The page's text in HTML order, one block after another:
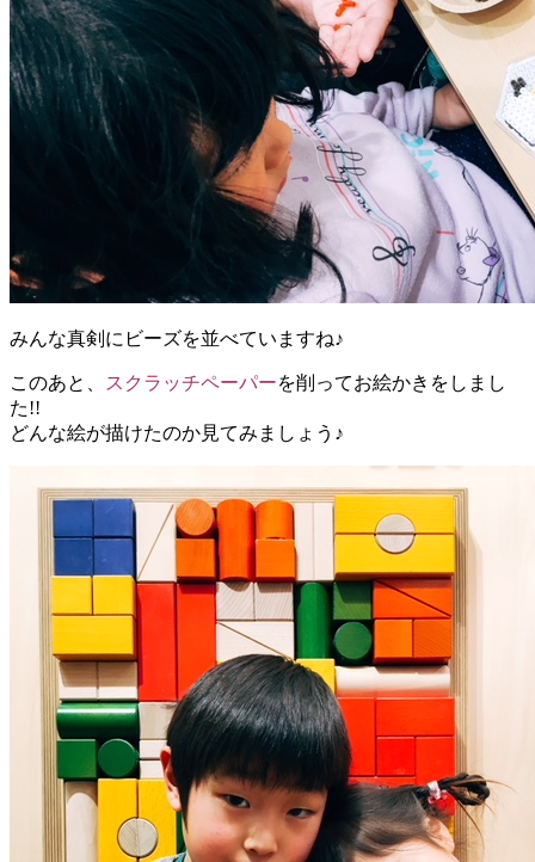
みんな真剣にビーズを並べていますね♪
このあと、 スクラッチペーパーを削ってお絵かきをしまし
た!!
どんな絵が描けたのか見てみましょう♪